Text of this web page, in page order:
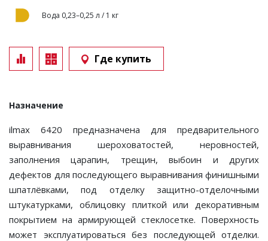
Вода 0,23–0,25 л / 1 кг
Где купить
Назначение
ilmax 6420 предназначена для предварительного
выравнивания шероховатостей, неровностей,
заполнения царапин, трещин, выбоин и других
дефектов для последующего выравнивания финишными
шпатлёвками, под отделку защитно-отделочными
штукатурками, облицовку плиткой или декоративным
покрытием на армирующей стеклосетке. Поверхность
может эксплуатироваться без последующей отделки.